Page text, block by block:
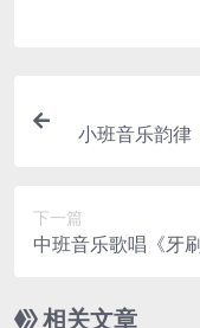
小班音乐韵律
下一篇
中班音乐歌唱《牙
相关文章